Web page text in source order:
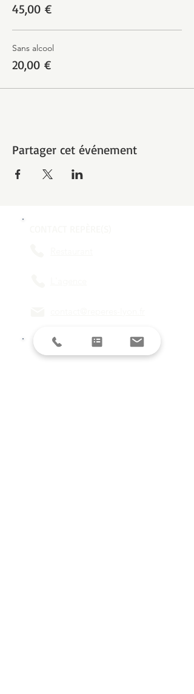
45,00 €
Sans alcool
20,00 €
Partager cet événement
HORAIRES